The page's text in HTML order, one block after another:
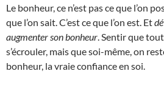
Le bonheur, ce n’est pas ce que l’on
que l’on sait. C’est ce que l’on est. Et
augmenter son bonheur. Sentir que
s’écrouler, mais que soi-même, on
bonheur, la vraie confiance en soi.